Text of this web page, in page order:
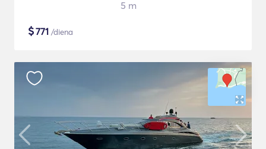
5 m
$771 /diena